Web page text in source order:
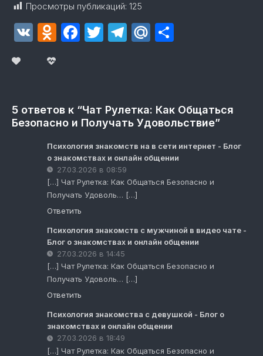
Просмотры публикаций: 125
VK Odnoklassniki
Facebook
Twitter
Telegram
Mail.Ru
5 ответов к “Чат Рулетка: Как Общаться
Безопасно и Получать Удовольствие”
Психология знакомств на в сети интернет - Блог
о знакомствах и онлайн общении
27.03.2026 в 08:59
[…] Чат Рулетка: Как Общаться Безопасно и
Получать Удоволь… […]
Ответить
Психология знакомств с мужчиной в видео чате -
Блог о знакомствах и онлайн общении
27.03.2026 в 14:45
[…] Чат Рулетка: Как Общаться Безопасно и
Получать Удоволь… […]
Ответить
Психология знакомства с девушкой - Блог о
знакомствах и онлайн общении
27.03.2026 в 18:49
[…] Чат Рулетка: Как Общаться Безопасно и